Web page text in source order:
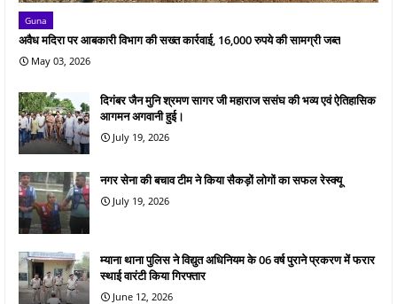
Guna
अवैध मदिरा पर आबकारी विभाग की सख्त कार्रवाई, 16,000 रुपये की सामग्री जब्त
May 03, 2026
दिगंबर जैन मुनि श्रमण सागर जी महाराज ससंघ की भव्य एवं ऐतिहासिक
आगमन अगवानी हुई।
July 19, 2026
नगर सेना की बचाव टीम ने किया सैकड़ों लोगों का सफल रेस्क्यू
July 19, 2026
म्याना थाना पुलिस ने विद्युत अधिनियम के 06 वर्ष पुराने प्रकरण में फरार
स्थाई वारंटी किया गिरफ्तार
June 12, 2026